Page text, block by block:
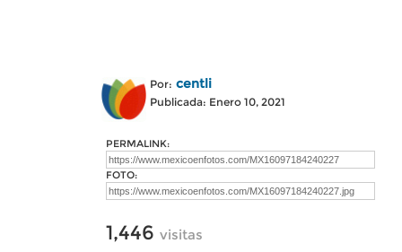
Por: centli
Publicada: Enero 10, 2021
PERMALINK:
FOTO:
1,446 visitas